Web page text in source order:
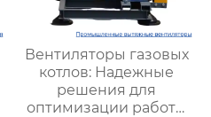
Вентиляторы газовых
котлов: Надежные
решения для
оптимизации работы